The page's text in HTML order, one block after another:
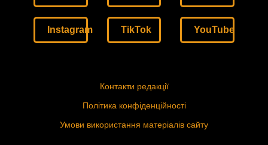
Instagram TikTok YouTube
Контакти редакції
Політика конфіденційності
Умови використання матеріалів сайту